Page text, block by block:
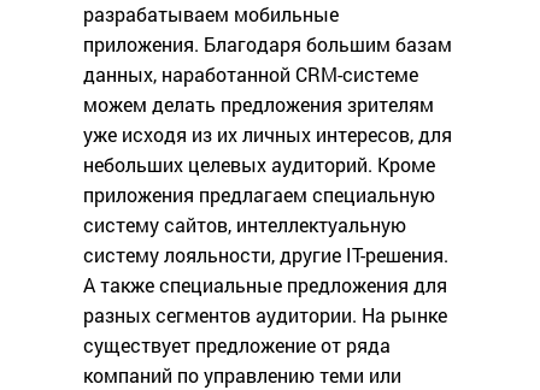
разрабатываем мобильные
приложения. Благодаря большим базам
данных, наработанной CRM-системе
можем делать предложения зрителям
уже исходя из их личных интересов, для
небольших целевых аудиторий. Кроме
приложения предлагаем специальную
систему сайтов, интеллектуальную
систему лояльности, другие IT-решения.
А также специальные предложения для
разных сегментов аудитории. На рынке
существует предложение от ряда
компаний по управлению теми или